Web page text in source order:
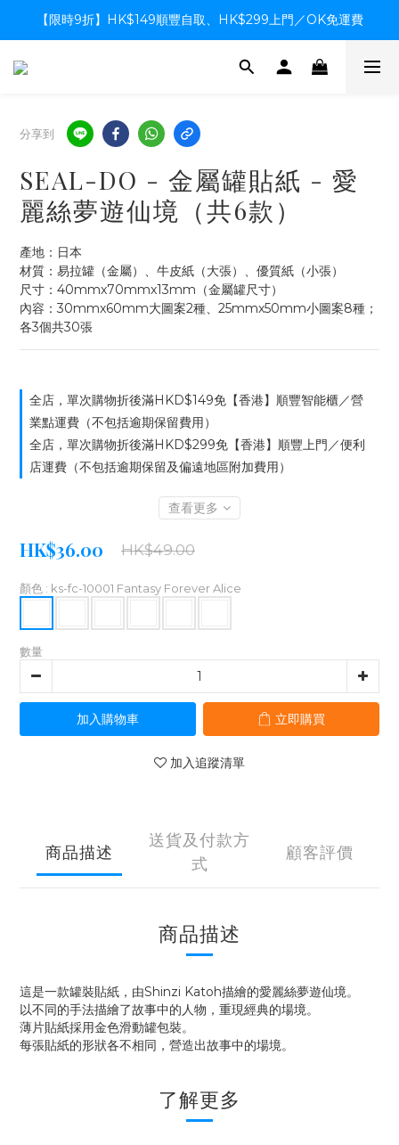
【限時9折】HK$149順豐自取、HK$299上門／OK免運費
【限時9折】HK$149順豐自取、HK$299上門／OK免運費
支付系統升級中，暫停信用卡支付至8月中，造成不便感謝諒解
分享到
SEAL-DO - 金屬罐貼紙 - 愛
麗絲夢遊仙境（共6款）
產地：日本
材質：易拉罐（金屬）、牛皮紙（大張）、優質紙（小張）
尺寸：40mmx70mmx13mm（金屬罐尺寸）
內容：30mmx60mm大圖案2種、25mmx50mm小圖案8種；
各3個共30張
全店，單次購物折後滿HKD$149免【香港】順豐智能櫃／營
業點運費（不包括逾期保留費用）
全店，單次購物折後滿HKD$299免【香港】順豐上門／便利
店運費（不包括逾期保留及偏遠地區附加費用）
查看更多
HK$36.00 HK$49.00
顏色 : ks-fc-10001 Fantasy Forever Alice
數量
加入購物車 立即購買
加入追蹤清單
商品描述
送貨及付款方
式
顧客評價
商品描述
這是一款罐裝貼紙，由Shinzi Katoh描繪的愛麗絲夢遊仙境。
以不同的手法描繪了故事中的人物，重現經典的場境。
薄片貼紙採用金色滑動罐包裝。
每張貼紙的形狀各不相同，營造出故事中的場境。
了解更多